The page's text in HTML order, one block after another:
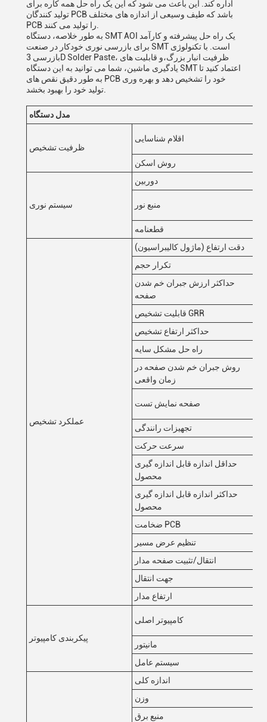
اداره کند. این باعث می شود که این یک راه حل همه کاره برای
تولید کنندگان PCB باشد که طیف وسیعی از اندازه های مختلف
به طور خلاصه، دستگاه SMT AOI یک راه حل پیشرفته و کارآمد
برای بازرسی نوری خودکار در صنعت SMT است. با تکنولوژی
بازرسی 3D Solder Paste، ظرفیت انبار بزرگ،و قابلیت های
یادگیری ماشین، شما می توانید به این دستگاه SMT اعتماد کنید تا
به طور دقیق نقص های PCB خود را تشخیص دهد و بهره وری
مدل دستگاه
ظرفیت تشخیص
اقلام شناسایی
روش اسکن
سیستم نوری
دوربین
منبع نور
قطعنامه
عملکرد تشخیص
دقت ارتفاع (ماژول کالیبراسیون)
تکرار حجم
حداکثر ارزش جبران خم شدن
صفحه
قابلیت تشخیص GRR
حداکثر ارتفاع تشخیص
راه حل مشکل سایه
روش جبران خم شدن صفحه در
زمان واقعی
صفحه نمایش تست
تجهیزات رانندگی
سرعت حرکت
حداقل اندازه قابل اندازه گیری
محصول
حداکثر اندازه قابل اندازه گیری
محصول
ضخامت PCB
تنظیم عرض مسیر
انتقال/تثبیت صفحه مدار
جهت انتقال
ارتفاع مدار
پیکربندی کامپیوتر
کامپیوتر اصلی
مانیتور
سیستم عامل
اندازه کلی
وزن
منبع برق